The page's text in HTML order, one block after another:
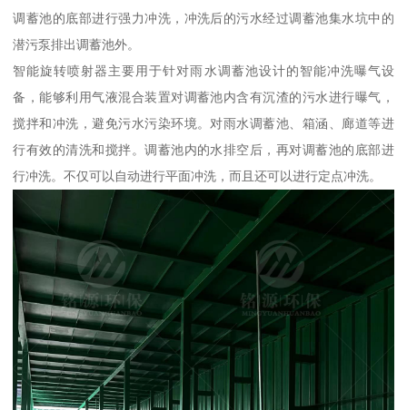
调蓄池的底部进行强力冲洗，冲洗后的污水经过调蓄池集水坑中的
潜污泵排出调蓄池外。
智能旋转喷射器主要用于针对雨水调蓄池设计的智能冲洗曝气设
备，能够利用气液混合装置对调蓄池内含有沉渣的污水进行曝气，
搅拌和冲洗，避免污水污染环境。对雨水调蓄池、箱涵、廊道等进
行有效的清洗和搅拌。调蓄池内的水排空后，再对调蓄池的底部进
行冲洗。不仅可以自动进行平面冲洗，而且还可以进行定点冲洗。